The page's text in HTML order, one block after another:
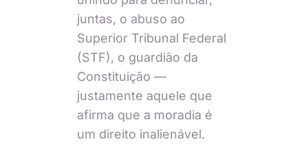
juntas, o abuso ao
Superior Tribunal Federal
(STF), o guardião da
Constituição —
justamente aquele que
afirma que a moradia é
um direito inalienável.